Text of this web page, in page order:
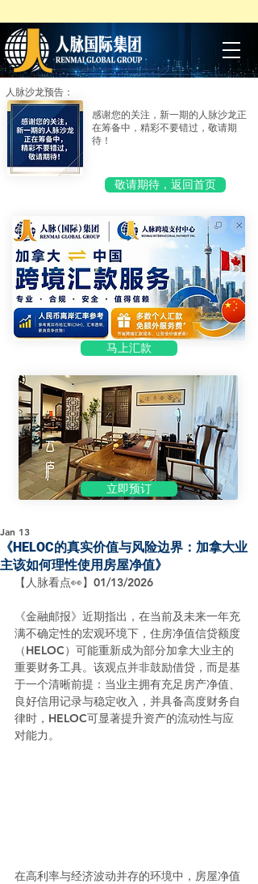
人脉沙龙预告：
感谢您的关注，新一期的人脉沙龙正
在筹备中，精彩不要错过，敬请期
待！
敬请期待，返回首页
马上汇款
立即预订
《HELOC的真实价值与风险边界：加拿大业
主该如何理性使用房屋净值》
Jan 13
【人脉看点👀】01/13/2026
《金融邮报》近期指出，在当前及未来一年充
满不确定性的宏观环境下，住房净值信贷额度
（HELOC）可能重新成为部分加拿大业主的
重要财务工具。该观点并非鼓励借贷，而是基
于一个清晰前提：当业主拥有充足房产净值、
良好信用记录与稳定收入，并具备高度财务自
律时，HELOC可显著提升资产的流动性与应
对能力。
在高利率与经济波动并存的环境中，房屋净值